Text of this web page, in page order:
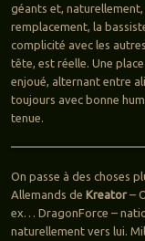
géants et,
remplacement, la
complicité avec les
tête, est réelle. Une
enjoué, alternant entre
toujours avec bonne
tenue.
On passe à des choses
Allemands de Kreator–
ex… DragonForce –
naturellement vers lui.